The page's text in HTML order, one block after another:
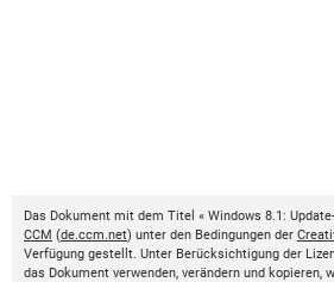
Das Dokument mit dem Titel « Windows 8.1:
CCM (de.ccm.net) unter den Bedingungen der
Verfügung gestellt. Unter Berücksichtigung der
das Dokument verwenden, verändern und kopieren,